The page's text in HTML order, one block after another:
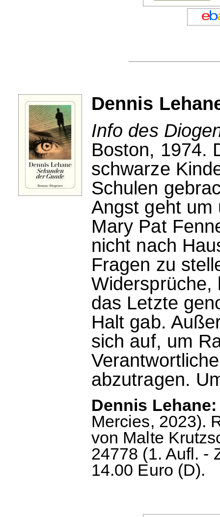
Dennis
Info des
Boston, 1974.
schwarze
Schulen
Angst geht um
Mary Pat
nicht nach
Fragen zu
Widersprüche,
das Letzte
Halt gab.
sich auf, um
abzutragen.
Dennis
Mercies, 2023).
von Malte
24778 (1. Aufl. -
14.00 Euro (D).